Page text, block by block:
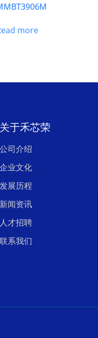
more
关于禾芯荣
公司介绍
企业文化
发展历程
新闻资讯
人才招聘
联系我们